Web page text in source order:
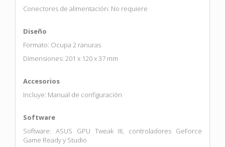
Conectores de alimentación: No requiere
Diseño
Formato: Ocupa 2 ranuras
Dimensiones: 201 x 120 x 37 mm
Accesorios
Incluye: Manual de configuración
Software
Software: ASUS GPU Tweak III, controladores GeForce
Game Ready y Studio